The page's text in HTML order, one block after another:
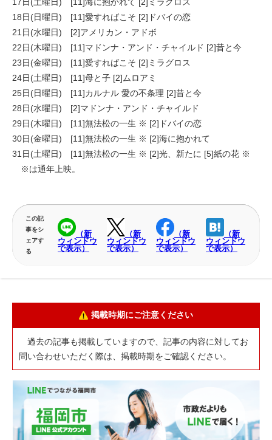
18日(日曜日) [11]愛すればこそ [2]ドバイの恋
21日(水曜日) [2]アメリカン・アドボ
22日(木曜日) [11]マドンナ・アンド・チャイルド [2]昔と今
23日(金曜日) [11]愛すればこそ [2]ミラグロス
24日(土曜日) [11]母と子 [2]ムロアミ
25日(日曜日) [11]カルナル 愛の不条理 [2]昔と今
28日(水曜日) [2]マドンナ・アンド・チャイルド
29日(木曜日) [11]無法松の一生 ※ [2]ドバイの恋
30日(金曜日) [11]無法松の一生 ※ [2]海に抱かれて
31日(土曜日) [11]無法松の一生 ※ [2]光、新たに [5]紙の花 ※
※は通年上映。
この記
事をシ
ェアす
る
（新
ウィンドウ
で表示）
（新
ウィンドウ
で表示）
（新
ウィンドウ
で表示）
（新
ウィンドウ
で表示）
掲載時期にご注意ください
過去の記事も掲載していますので、記事の内容に対してお
問い合わせいただく際は、掲載時期をご確認ください。